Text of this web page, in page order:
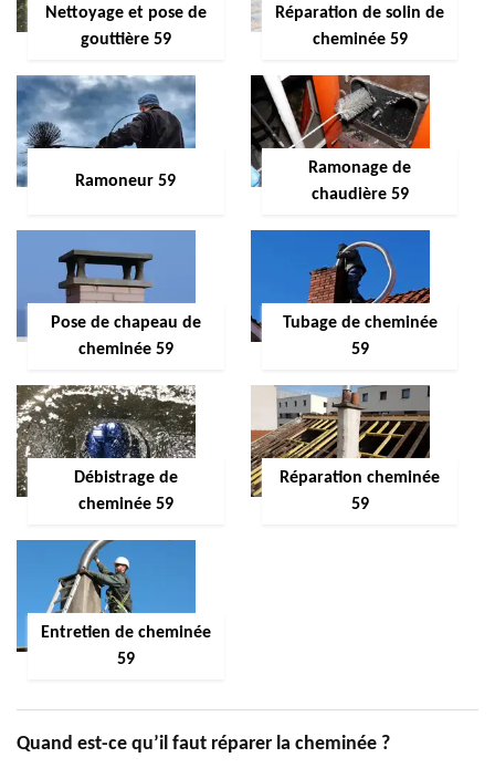
Nettoyage et pose de
gouttière 59
Réparation de solin de
cheminée 59
Ramoneur 59
Ramonage de
chaudière 59
Pose de chapeau de
cheminée 59
Tubage de cheminée
59
Débistrage de
cheminée 59
Réparation cheminée
59
Entretien de cheminée
59
Quand est-ce qu’il faut réparer la cheminée ?